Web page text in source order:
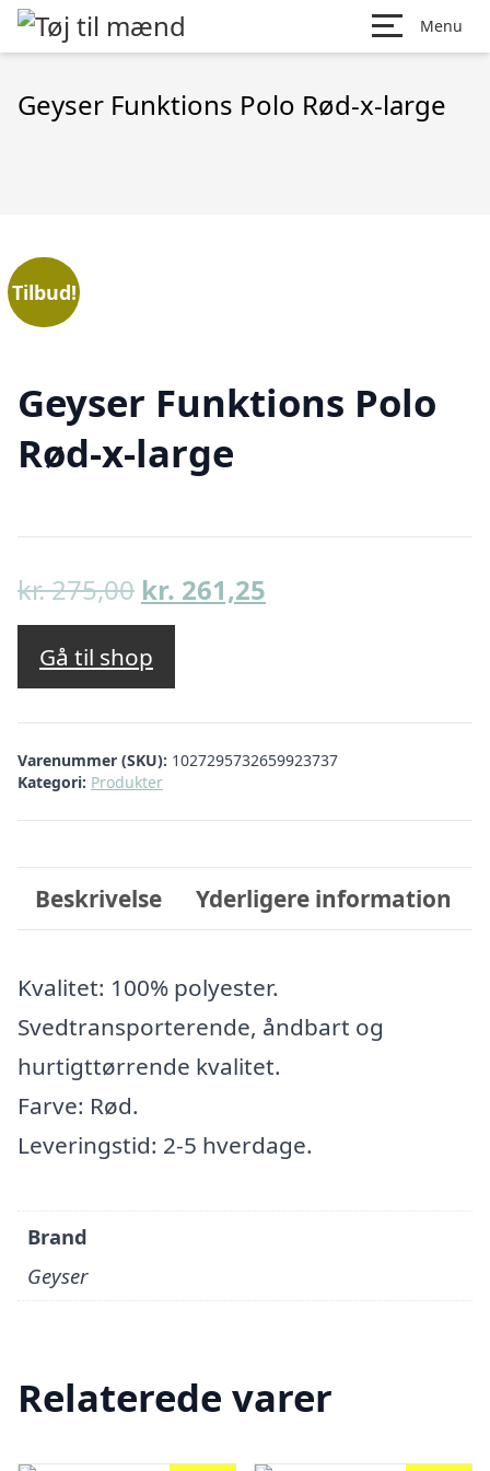
Menu
Geyser Funktions Polo Rød-x-large
Tilbud!
Geyser Funktions Polo
Rød-x-large
kr.275,00 Den
oprindelige
pris
var:
kr. 275,00.
kr. 261,25
kr. 261,25.
Gå til shop
Varenummer (SKU): 1027295732659923737
Kategori: Produkter
Beskrivelse Yderligere information
Kvalitet: 100% polyester.
Svedtransporterende, åndbart og
hurtigttørrende kvalitet.
Farve: Rød.
Leveringstid: 2-5 hverdage.
Brand
Geyser
Relaterede varer